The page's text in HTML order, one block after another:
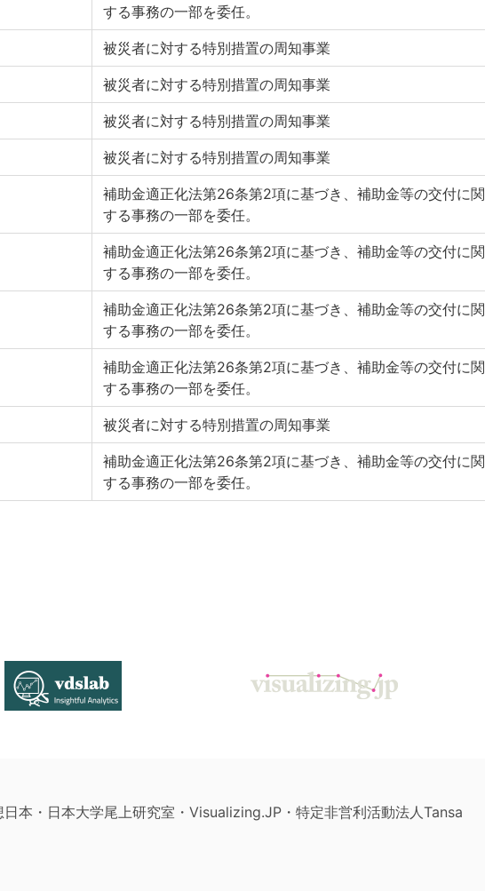
する事務の一部を委任。
被災者に対する特別措置の周知事業
被災者に対する特別措置の周知事業
被災者に対する特別措置の周知事業
被災者に対する特別措置の周知事業
補助金適正化法第26条第2項に基づき、補助金等の交付に関
する事務の一部を委任。
補助金適正化法第26条第2項に基づき、補助金等の交付に関
する事務の一部を委任。
補助金適正化法第26条第2項に基づき、補助金等の交付に関
する事務の一部を委任。
補助金適正化法第26条第2項に基づき、補助金等の交付に関
する事務の一部を委任。
被災者に対する特別措置の周知事業
補助金適正化法第26条第2項に基づき、補助金等の交付に関
する事務の一部を委任。
本・日本大学尾上研究室・Visualizing.JP・特定非営利活動法人Tansa